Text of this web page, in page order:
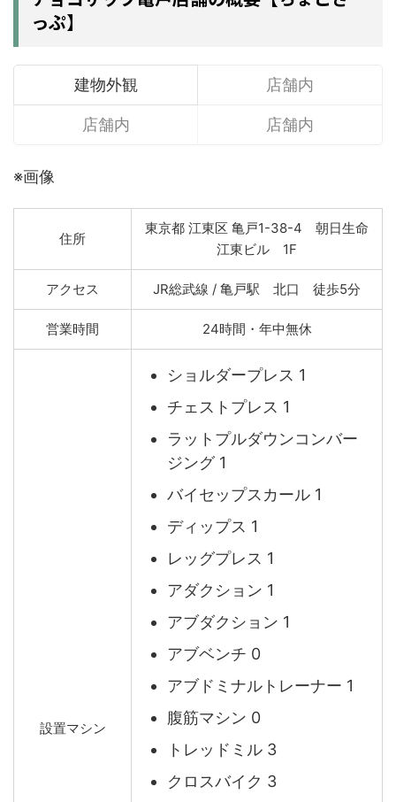
っぷ】
建物外観 店舗内
店舗内 店舗内
※画像
住所
東京都 江東区 亀戸1-38-4 朝日生命
江東ビル 1F
アクセス JR総武線 / 亀戸駅 北口 徒歩5分
営業時間 24時間・年中無休
設置マシン
ショルダープレス 1
チェストプレス 1
ラットプルダウンコンバー
ジング 1
バイセップスカール 1
ディップス 1
レッグプレス 1
アダクション 1
アブダクション 1
アブベンチ 0
アブドミナルトレーナー 1
腹筋マシン 0
トレッドミル 3
クロスバイク 3